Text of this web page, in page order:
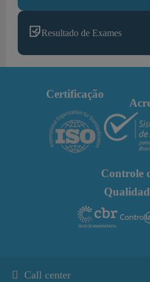
Resultado de Exames
Certificação
Controle
Call center